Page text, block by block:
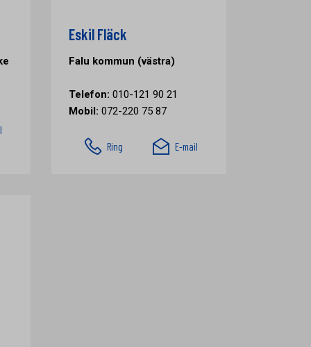
Eskil Fläck
Falu kommun (västra)
Telefon: 010-121 90 21
Mobil: 072-220 75 87
Ring E-mail